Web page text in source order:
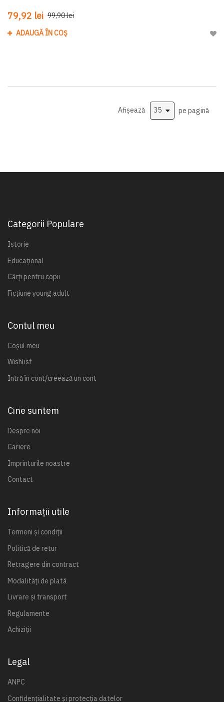
79,92 lei 99,90 lei
ADAUGĂ ÎN COȘ
Afișează pe pagină
Categorii Populare
Istorie
Educațional
Cărți pentru copii
Ficțiune young adult
Contul meu
Coșul meu
Wishlist
Intră în cont/creează un cont
Cine suntem
Despre noi
Cariere
Imprinturile noastre
Contact
Informații utile
Termeni și condiții
Politică de retur
Retragere din contract
Modalități de plată
Livrare și transport
Regulamente
Achiziții
Legal
ANPC
Confidențialitate și protecția datelor